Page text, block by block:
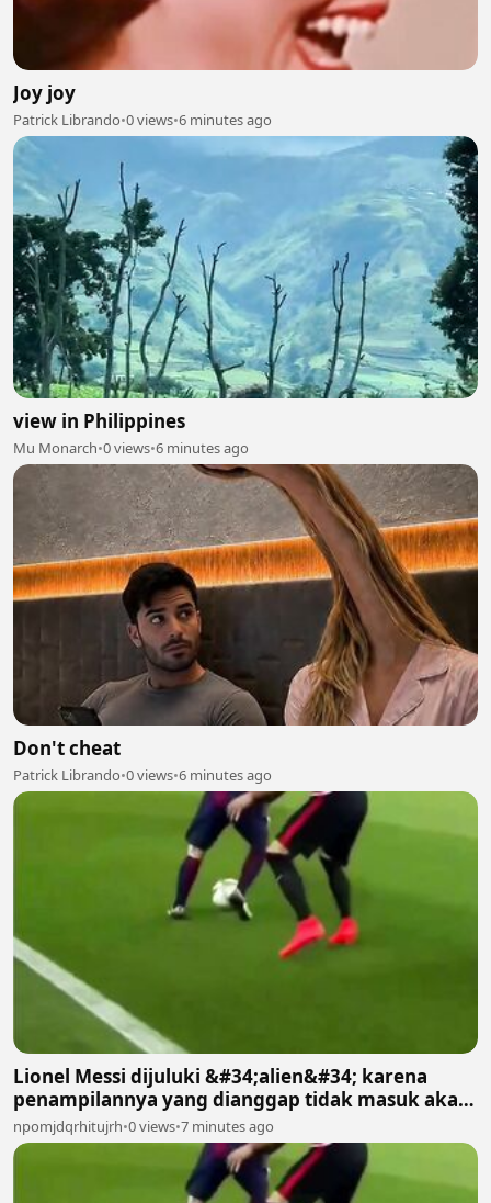
Joy joy
Patrick Librando•0 views•6 minutes ago
view in Philippines
Mu Monarch•0 views•6 minutes ago
Don't cheat
Patrick Librando•0 views•6 minutes ago
Lionel Messi dijuluki &#34;alien&#34; karena
penampilannya yang dianggap tidak masuk akal
bagi manusia biasa 2
npomjdqrhitujrh•0 views•7 minutes ago